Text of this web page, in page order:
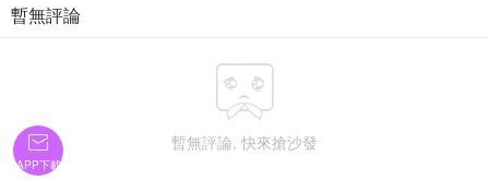
暫無評論

暫無評論, 快來搶沙發

APP下載